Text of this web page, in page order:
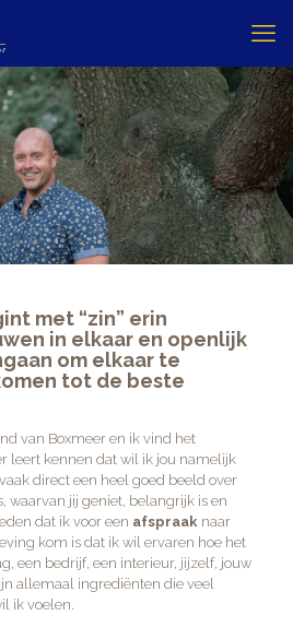
met “zin” erin
in elkaar en openlijk
om elkaar te
tot de beste
van Boxmeer en ik vind het
leert kennen dat wil ik jou namelijk
direct een heel goed beeld over
waarvan jij geniet, belangrijk is en
dat ik voor een afspraaknaar
kom is dat ik wil ervaren hoe het
een bedrijf, een interieur, jijzelf, jouw
allemaal ingrediënten die veel
ik voelen.